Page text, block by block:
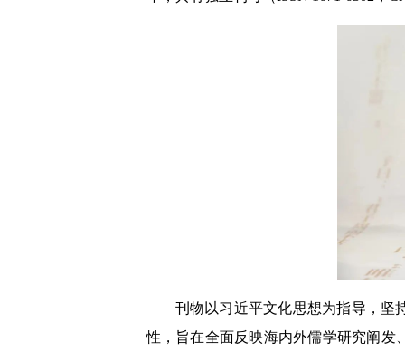
刊物以习近平文化思想为指导，坚
性，旨在全面反映海内外儒学研究阐发